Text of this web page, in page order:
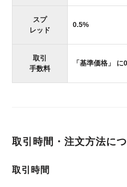
スプ
レッド
0.5%
取引
手数料
「基準価格」
取引時間・注文方法に
取引時間